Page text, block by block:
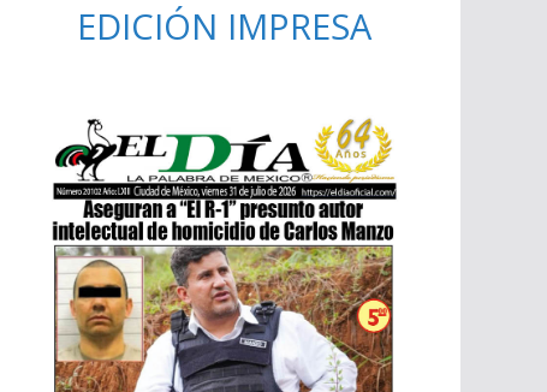
EDICIÓN IMPRESA